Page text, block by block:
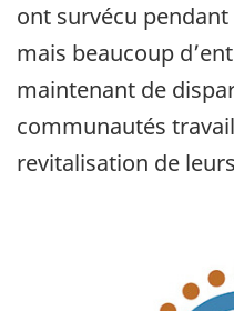
ont survécu pendant
mais beaucoup
maintenant de
communautés
revitalisation de